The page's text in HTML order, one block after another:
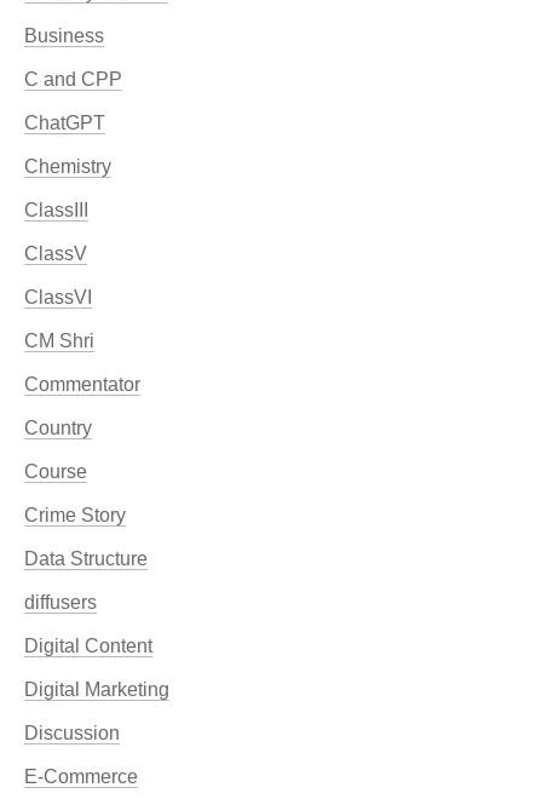
Business
C and CPP
ChatGPT
Chemistry
ClassIII
ClassV
ClassVI
CM Shri
Commentator
Country
Course
Crime Story
Data Structure
diffusers
Digital Content
Digital Marketing
Discussion
E-Commerce